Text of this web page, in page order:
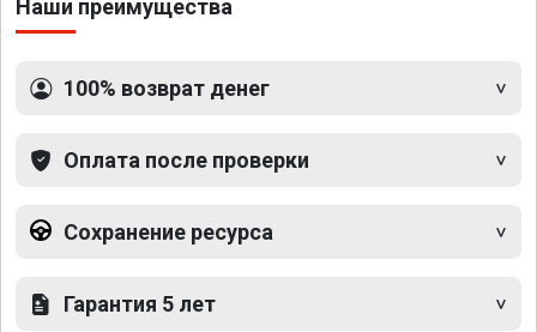
Наши преимущества
100% возврат денег
Оплата после проверки
Сохранение ресурса
Гарантия 5 лет